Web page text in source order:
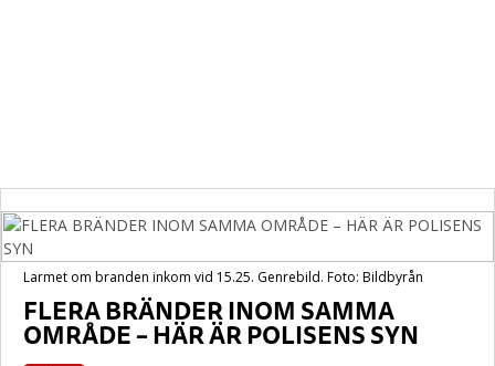
Larmet om branden inkom vid 15.25. Genrebild. Foto: Bildbyrån
FLERA BRÄNDER INOM SAMMA
OMRÅDE – HÄR ÄR POLISENS SYN